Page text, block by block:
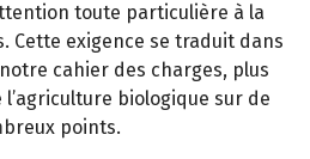
toute particulière à la
Cette exigence se traduit dans
cahier des charges, plus
biologique sur de
points.